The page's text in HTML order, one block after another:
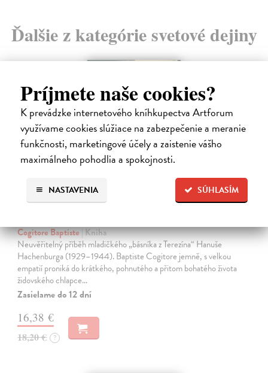
Príjmete naše cookies?
K prevádzke internetového kníhkupectva Artforum
využívame cookies slúžiace na zabezpečenie a meranie
funkčnosti, marketingové účely a zaistenie vášho
maximálneho pohodlia a spokojnosti.
SÚHLASÍM
NASTAVENIA
Ďalšie z kategórie svetové dejiny
Cogitore Baptiste| Kniha
Neuvěřitelný příběh mladičkého „básníka z Terezína“ Hanuše
Hachenburga (1929–1944). Baptiste Cogitore jemně, s velkou
empatií proniká do krátkého, pohnutého a přitom bohatého života
židovského chlapce…
Zasielame do 12 dní
16,38 €
18,20 € ?